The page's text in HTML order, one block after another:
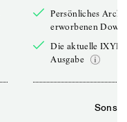
Persönliches
erworbenen
Die aktuelle
Ausgabe